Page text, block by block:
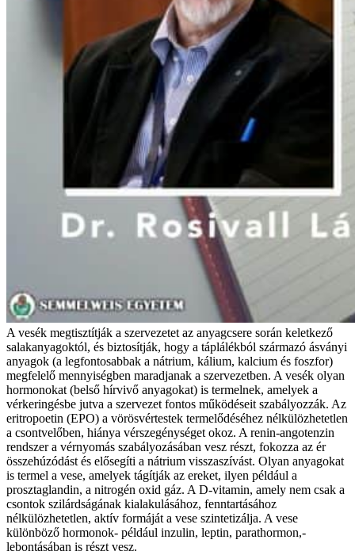
A vesék megtisztítják a szervezetet az anyagcsere során keletkező
salakanyagoktól, és biztosítják, hogy a táplálékból származó ásványi
anyagok (a legfontosabbak a nátrium, kálium, kalcium és foszfor)
megfelelő mennyiségben maradjanak a szervezetben. A vesék olyan
hormonokat (belső hírvivő anyagokat) is termelnek, amelyek a
vérkeringésbe jutva a szervezet fontos működéseit szabályozzák. Az
eritropoetin (EPO) a vörösvértestek termelődéséhez nélkülözhetetlen
a csontvelőben, hiánya vérszegénységet okoz. A renin-angotenzin
rendszer a vérnyomás szabályozásában vesz részt, fokozza az ér
összehúzódást és elősegíti a nátrium visszaszívást. Olyan anyagokat
is termel a vese, amelyek tágítják az ereket, ilyen például a
prosztaglandin, a nitrogén oxid gáz. A D-vitamin, amely nem csak a
csontok szilárdságának kialakulásához, fenntartásához
nélkülözhetetlen, aktív formáját a vese szintetizálja. A vese
különböző hormonok- például inzulin, leptin, parathormon,-
lebontásában is részt vesz.